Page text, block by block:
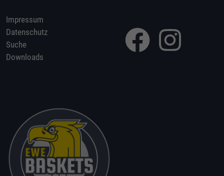
Impressum
Datenschutz
Suche
Downloads